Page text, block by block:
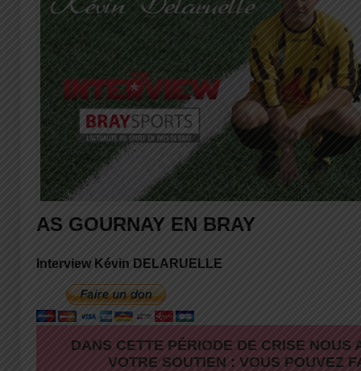
AS GOURNAY EN BRAY
Interview Kévin DELARUELLE
DANS CETTE PÉRIODE DE CRISE NOUS
VOTRE SOUTIEN : VOUS POUVEZ